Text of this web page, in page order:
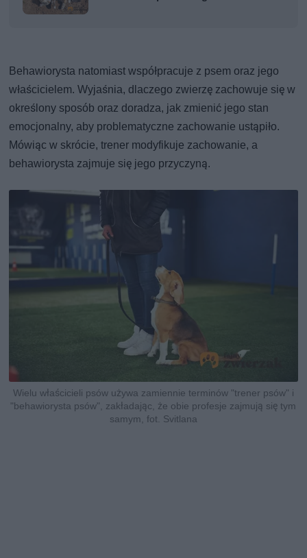
Behawiorysta natomiast współpracuje z psem oraz jego
właścicielem. Wyjaśnia, dlaczego zwierzę zachowuje się w
określony sposób oraz doradza, jak zmienić jego stan
emocjonalny, aby problematyczne zachowanie ustąpiło.
Mówiąc w skrócie, trener modyfikuje zachowanie, a
behawiorysta zajmuje się jego przyczyną.
Wielu właścicieli psów używa zamiennie terminów "trener psów" i
"behawiorysta psów", zakładając, że obie profesje zajmują się tym
samym, fot. Svitlana